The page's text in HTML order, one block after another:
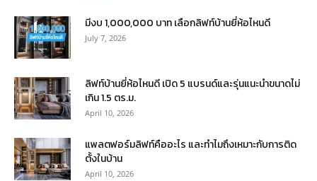
มีงบ 1,000,000 บาท เลือกลิฟท์บ้านยี่ห้อไหนดี
July 7, 2026
ลิฟท์บ้านยี่ห้อไหนดี เปิด 5 แบรนด์และรุ่นแนะนำขนาดไม่
เกิน 1.5 ตร.ม.
April 10, 2026
แพลตฟอร์มลิฟท์คืออะไร และทำไมถึงเหมาะกับการติด
ตั้งในบ้าน
April 10, 2026